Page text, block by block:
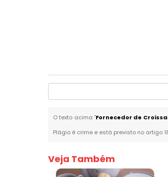
O texto acima "Fornecedor de
Plágio é crime e está previsto no artigo
Veja Também